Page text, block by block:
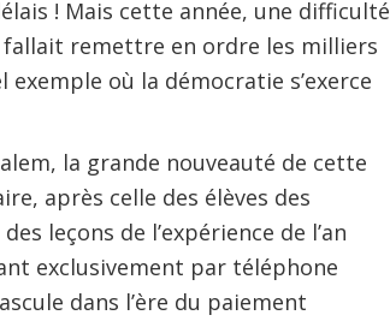
! Mais cette année, une difficulté
remettre en ordre les milliers
où la démocratie s’exerce
la grande nouveauté de cette
après celle des élèves des
leçons de l’expérience de l’an
exclusivement par téléphone
dans l’ère du paiement